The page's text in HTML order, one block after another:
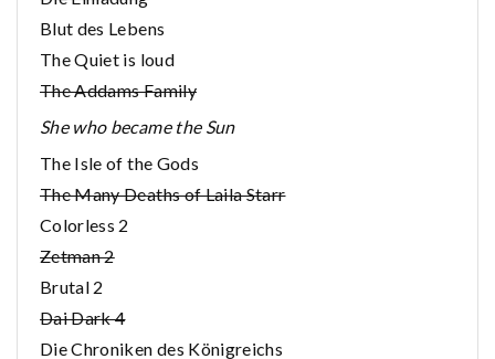
Blut des Lebens
The Quiet is loud
The Addams Family
She who became the Sun
The Isle of the Gods
The Many Deaths of Laila Starr
Colorless 2
Zetman 2
Brutal 2
Dai Dark 4
Die Chroniken des Königreichs